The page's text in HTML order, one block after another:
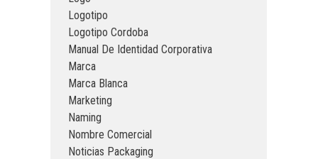
Logotipo
Logotipo Cordoba
Manual De Identidad Corporativa
Marca
Marca Blanca
Marketing
Naming
Nombre Comercial
Noticias Packaging